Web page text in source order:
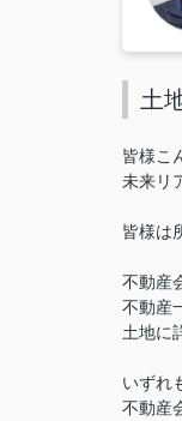
土
皆様こ
未来リ
皆様は
不動産
不動産
土地に
いずれ
不動産